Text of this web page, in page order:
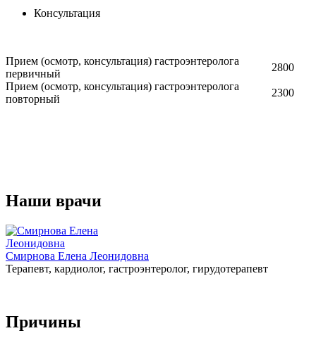
Консультация
Прием (осмотр, консультация) гастроэнтеролога
первичный
2800
Прием (осмотр, консультация) гастроэнтеролога
повторный
2300
Наши врачи
Смирнова Елена Леонидовна
Терапевт, кардиолог, гастроэнтеролог, гирудотерапевт
Причины